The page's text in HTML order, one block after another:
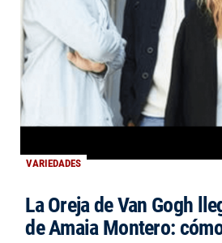
VARIEDADES
La Oreja de Van Gogh
de Amaia Montero: